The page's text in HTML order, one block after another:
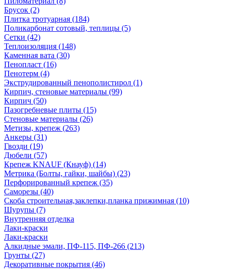
Брусок (2)
Плитка тротуарная (184)
Поликарбонат сотовый, теплицы (5)
Сетки (42)
Теплоизоляция (148)
Каменная вата (30)
Пенопласт (16)
Пенотерм (4)
Экструдированный пенополистирол (1)
Кирпич, стеновые материалы (99)
Кирпич (50)
Пазогребневые плиты (15)
Стеновые материалы (26)
Метизы, крепеж (263)
Анкеры (31)
Гвозди (19)
Дюбели (57)
Крепеж KNAUF (Кнауф) (14)
Метрика (Болты, гайки, шайбы) (23)
Перфорированный крепеж (35)
Саморезы (40)
Скоба строительная,заклепки,планка прижимная (10)
Шурупы (7)
Внутренняя отделка
Лаки-краски
Лаки-краски
Алкидные эмали, ПФ-115, ПФ-266 (213)
Грунты (27)
Декоративные покрытия (46)